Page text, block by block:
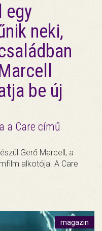
egy
neki,
be új
a Care című
Gerő Marcell, a
alkotója. A Care
magazin